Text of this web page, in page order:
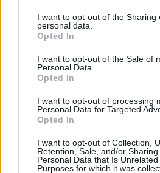
not limited to your visit or usage
grant or deny consent to Google
use your data for below specified
consent section.
I want to opt-out of the Sharing
personal data.
Opted In
I want to opt-out of the Sale of
Personal Data.
Opted In
I want to opt-out of processing
Personal Data for Targeted
Opted In
I want to opt-out of Collection,
Retention, Sale, and/or
Personal Data that Is
Purposes for which it was
1 nap 22 óra 37 perc 59 másodperc
Leeds Unitedvs Manchester United
ELŐZŐ MÉRKŐZÉSEK
Támogatás